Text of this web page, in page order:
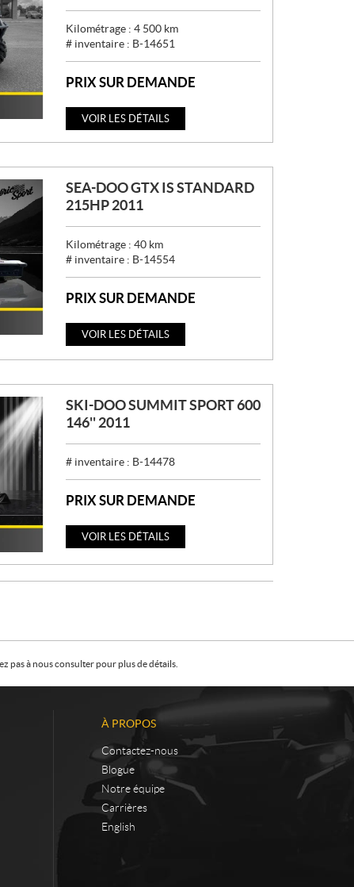
Kilométrage : 4 500 km
# inventaire : B-14651
PRIX SUR DEMANDE
VOIR LES DÉTAILS
SEA-DOO GTX IS STANDARD
215HP 2011
Kilométrage : 40 km
# inventaire : B-14554
PRIX SUR DEMANDE
VOIR LES DÉTAILS
SKI-DOO SUMMIT SPORT 600
146'' 2011
# inventaire : B-14478
PRIX SUR DEMANDE
VOIR LES DÉTAILS
pas à nous consulter pour plus de détails.
À PROPOS
Contactez-nous
Blogue
Notre équipe
Carrières
English